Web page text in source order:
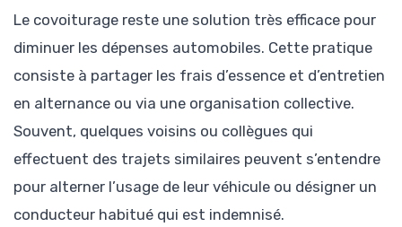
Le covoiturage reste une solution très efficace pour
diminuer les dépenses automobiles. Cette pratique
consiste à partager les frais d’essence et d’entretien
en alternance ou via une organisation collective.
Souvent, quelques voisins ou collègues qui
effectuent des trajets similaires peuvent s’entendre
pour alterner l’usage de leur véhicule ou désigner un
conducteur habitué qui est indemnisé.